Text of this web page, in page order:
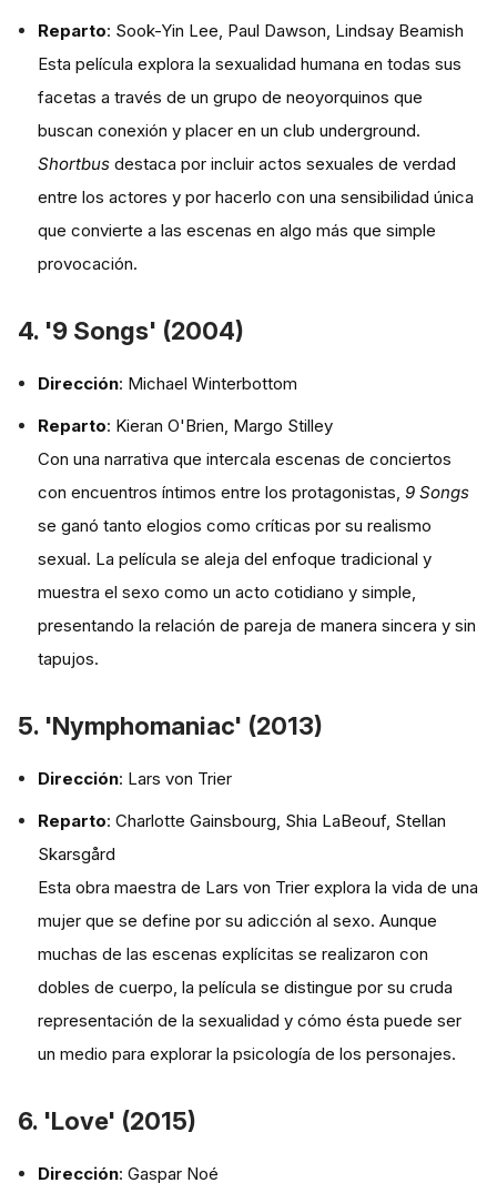
Reparto: Sook-Yin Lee, Paul Dawson, Lindsay Beamish
Esta película explora la sexualidad humana en todas sus
facetas a través de un grupo de neoyorquinos que
buscan conexión y placer en un club underground.
Shortbus destaca por incluir actos sexuales de verdad
entre los actores y por hacerlo con una sensibilidad única
que convierte a las escenas en algo más que simple
provocación.
4. '9 Songs' (2004)
Dirección: Michael Winterbottom
Reparto: Kieran O'Brien, Margo Stilley
Con una narrativa que intercala escenas de conciertos
con encuentros íntimos entre los protagonistas, 9 Songs
se ganó tanto elogios como críticas por su realismo
sexual. La película se aleja del enfoque tradicional y
muestra el sexo como un acto cotidiano y simple,
presentando la relación de pareja de manera sincera y sin
tapujos.
5. 'Nymphomaniac' (2013)
Dirección: Lars von Trier
Reparto: Charlotte Gainsbourg, Shia LaBeouf, Stellan
Skarsgård
Esta obra maestra de Lars von Trier explora la vida de una
mujer que se define por su adicción al sexo. Aunque
muchas de las escenas explícitas se realizaron con
dobles de cuerpo, la película se distingue por su cruda
representación de la sexualidad y cómo ésta puede ser
un medio para explorar la psicología de los personajes.
6. 'Love' (2015)
Dirección: Gaspar Noé